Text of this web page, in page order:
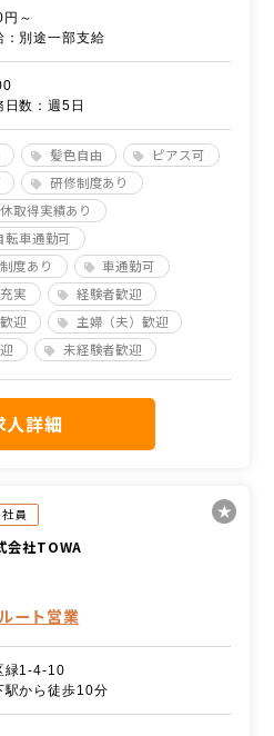
～
別途一部支給
数：週5日
髪色自由
ピアス可
研修制度あり
取得実績あり
転車通勤可
度あり
車通勤可
実
経験者歓迎
迎
主婦（夫）歓迎
未経験者歓迎
人詳細
員
会社TOWA
ート営業
緑1-4-10
駅から徒歩10分